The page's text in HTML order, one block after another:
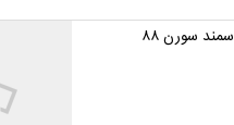
سمند سورن ۸۸